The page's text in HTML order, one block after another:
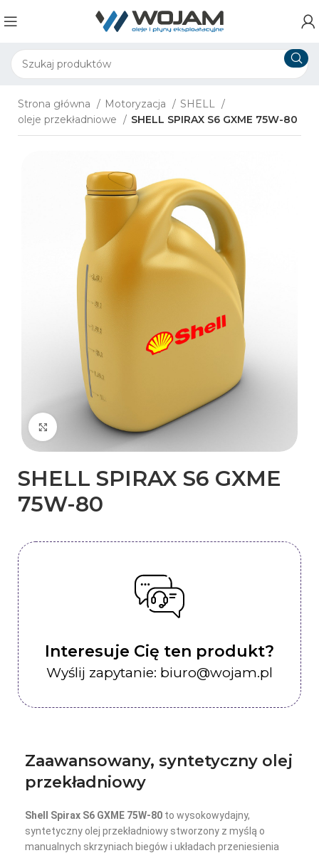
Strona główna Motoryzacja
SHELL
oleje przekładniowe
SHELL SPIRAX S6 GXME 75W-80
Kliknij, aby powiększyć
SHELL SPIRAX S6 GXME
75W-80
Interesuje Cię ten produkt?
Wyślij zapytanie: biuro@wojam.pl
Zaawansowany, syntetyczny olej
przekładniowy
Shell Spirax S6 GXME 75W-80 to wysokowydajny,
syntetyczny olej przekładniowy stworzony z myślą o
manualnych skrzyniach biegów i układach przeniesienia